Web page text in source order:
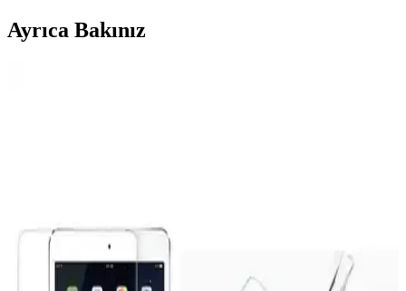
Ayrıca Bakınız
49MM Kasa ve Ekran Koruyucu İncelemesi
Fibaks markasının Apple Watch Series SE 2, 4, 5, 6 modelleri için
tasarladığı kasa ve ekran koruyucu, dayanıklı malzeme ve şık